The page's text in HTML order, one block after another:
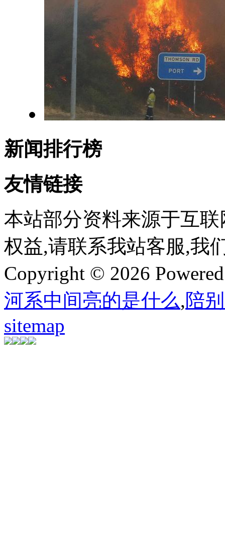
新闻排行榜
友情链接
本站部分资料来源于互
权益,请联系我站客服,我
Copyright © 2026
河系中间亮的是什么,陪
sitemap